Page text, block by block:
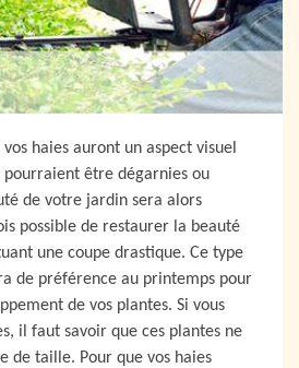
haies auront un aspect visuel
être dégarnies ou
de votre jardin sera alors
possible de restaurer la beauté
une coupe drastique. Ce type
de préférence au printemps pour
de vos plantes. Si vous
il faut savoir que ces plantes ne
de taille. Pour que vos haies